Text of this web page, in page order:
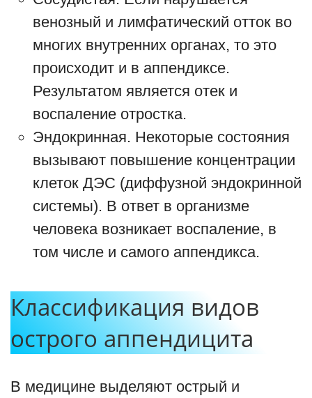
венозный и лимфатический отток во
многих внутренних органах, то это
происходит и в аппендиксе.
Результатом является отек и
воспаление отростка.
Эндокринная. Некоторые состояния
вызывают повышение концентрации
клеток ДЭС (диффузной эндокринной
системы). В ответ в организме
человека возникает воспаление, в
том числе и самого аппендикса.
Классификация видов
острого аппендицита
В медицине выделяют острый и